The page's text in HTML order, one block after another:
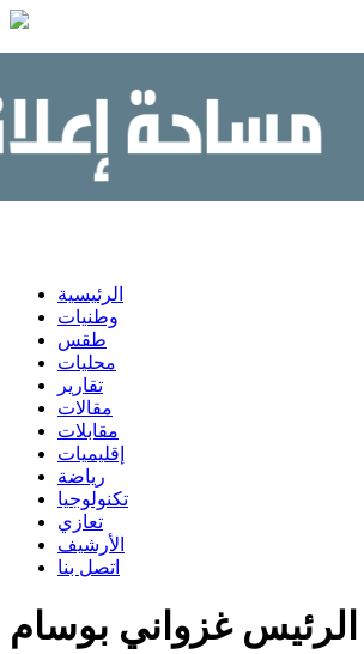
الرئيسية
وطنيات
طقس
محليات
تقارير
مقالات
مقابلات
إقليميات
رياضة
تكنولوجيا
تعازي
الأرشيف
اتصل بنا
غزواني بوسام